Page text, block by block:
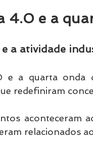
4.0 e a
a atividade
e a quarta onda
redefiniram
aconteceram
relacionados